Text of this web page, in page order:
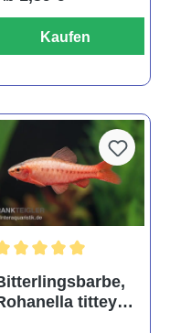
Kaufen
titteya,